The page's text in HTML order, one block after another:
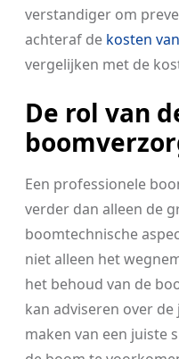
verstandiger om
achteraf de kosten
vergelijken met de
De rol van
Een professionele
verder dan alleen de
boomtechnische
niet alleen het
het behoud van de
kan adviseren over
maken van een juiste